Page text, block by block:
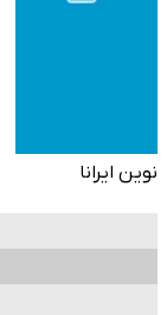
نوین ایرانا